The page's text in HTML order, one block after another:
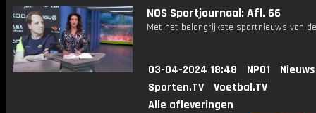
NOS Sportjournaal: Afl. 66
Met het belangrijkste sportnieuws van
03-04-2024 18:48 NPO1
Sporten.TV
Voetbal.TV
Alle afleveringen